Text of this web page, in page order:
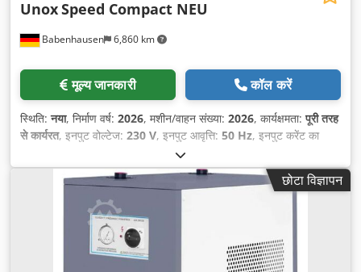
Babenhausen 6,860 km
UnoxSpeed Compact NEU
मूल्य जानकारी कॉल करें
स्थिति:नया, निर्माण वर्ष: 2026, मशीन/वाहन संख्या: 2026, कार्यक्षमता:पूरी तरह
से कार्यरत, इनपुट वोल्टेज: 230 V, इनपुट आवृत्ति: 50 Hz, इनपुट करेंट का
प्रलेखन / मैन्युअल, सीई चिह्नांकन
छोटा विज्ञापन